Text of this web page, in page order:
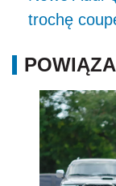
trochę